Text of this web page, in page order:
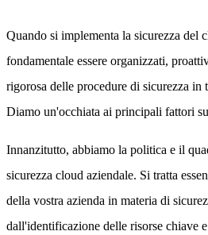
Quando si implementa la sicurezza del
fondamentale essere organizzati,
rigorosa delle procedure di sicurezza in
Diamo un'occhiata ai principali fattori
Innanzitutto, abbiamo la politica e il
sicurezza cloud aziendale. Si tratta
della vostra azienda in materia di
dall'identificazione delle risorse chiave